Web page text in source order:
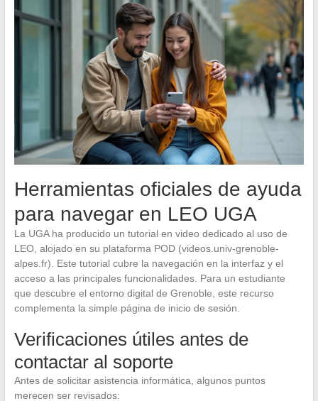
Herramientas oficiales de ayuda
para navegar en LEO UGA
La UGA ha producido un tutorial en video dedicado al uso de
LEO, alojado en su plataforma POD (videos.univ-grenoble-
alpes.fr). Este tutorial cubre la navegación en la interfaz y el
acceso a las principales funcionalidades. Para un estudiante
que descubre el entorno digital de Grenoble, este recurso
complementa la simple página de inicio de sesión.
Verificaciones útiles antes de
contactar al soporte
Antes de solicitar asistencia informática, algunos puntos
merecen ser revisados: